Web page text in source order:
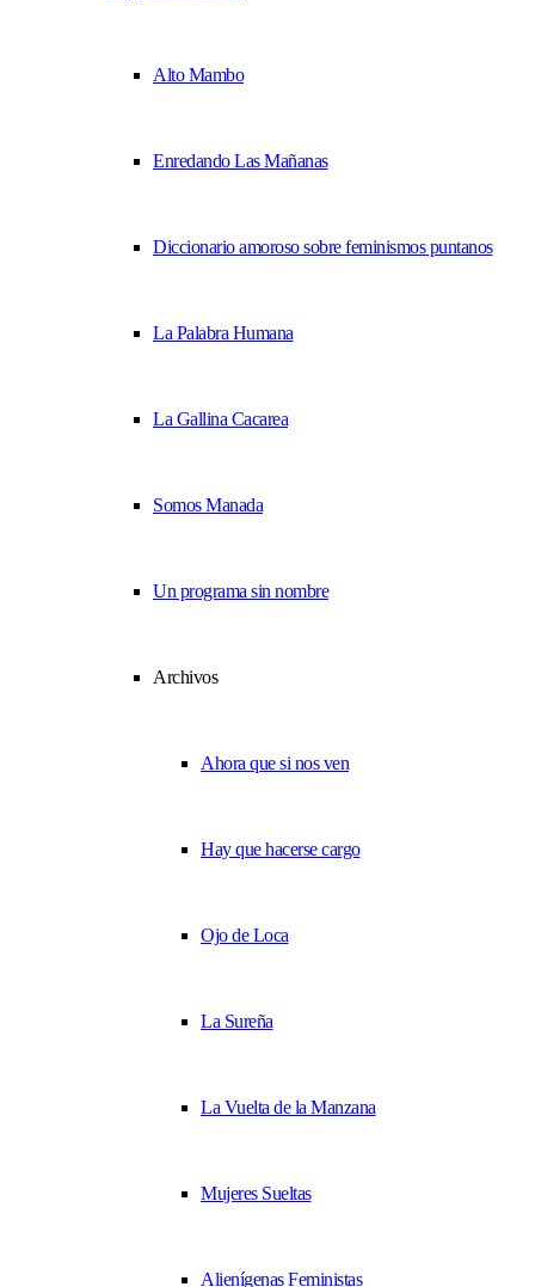
Alto Mambo
Enredando Las Mañanas
Diccionario amoroso sobre feminismos puntanos
La Palabra Humana
La Gallina Cacarea
Somos Manada
Un programa sin nombre
Archivos
Ahora que si nos ven
Hay que hacerse cargo
Ojo de Loca
La Sureña
La Vuelta de la Manzana
Mujeres Sueltas
Alienígenas Feministas